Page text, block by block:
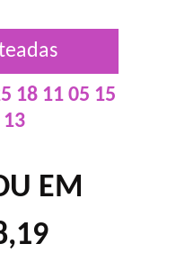
18 11 05 15
EM